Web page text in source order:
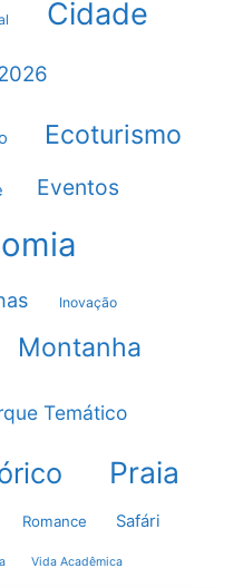
Cidade
Ecoturismo
Eventos
Inovação
Montanha
Temático
Praia
Romance Safári
Vida Acadêmica